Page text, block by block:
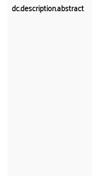
dc.description.abstract